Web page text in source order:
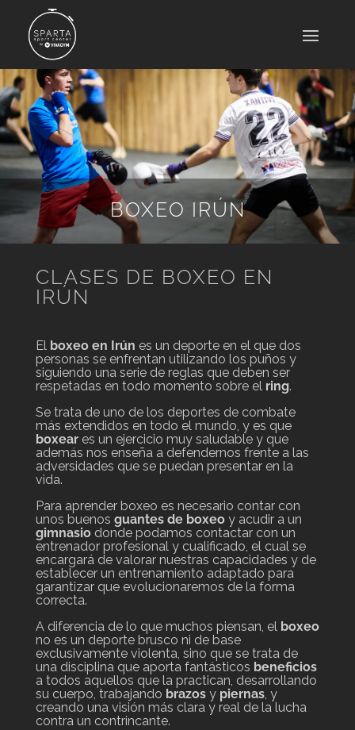
BOXEO IRÚN
CLASES DE BOXEO EN
IRÚN
El boxeo en Irún es un deporte en el que dos
personas se enfrentan utilizando los puños y
siguiendo una serie de reglas que deben ser
respetadas en todo momento sobre el ring.
Se trata de uno de los deportes de combate
más extendidos en todo el mundo, y es que
boxeares un ejercicio muy saludable y que
además nos enseña a defendernos frente a las
adversidades que se puedan presentar en la
vida.
Para aprender boxeo es necesario contar con
unos buenos guantes de boxeoy acudir a un
gimnasiodonde podamos contactar con un
entrenador profesional y cualificado, el cual se
encargará de valorar nuestras capacidades y de
establecer un entrenamiento adaptado para
garantizar que evolucionaremos de la forma
correcta.
A diferencia de lo que muchos piensan, el boxeo
no es un deporte brusco ni de base
exclusivamente violenta, sino que se trata de
una disciplina que aporta fantásticos beneficios
a todos aquellos que la practican, desarrollando
su cuerpo, trabajando brazosy piernas, y
creando una visión más clara y real de la lucha
contra un contrincante.